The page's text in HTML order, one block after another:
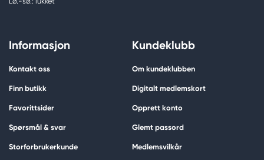
Informasjon
Kontakt oss
Finn butikk
Favorittsider
Spørsmål & svar
Storforbrukerkunde
Kundeklubb
Om kundeklubben
Digitalt medlemskort
Opprett konto
Glemt passord
Medlemsvilkår